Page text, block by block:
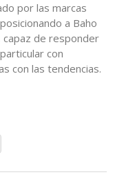
por las marcas
a Baho
capaz de responder
con
con las tendencias.